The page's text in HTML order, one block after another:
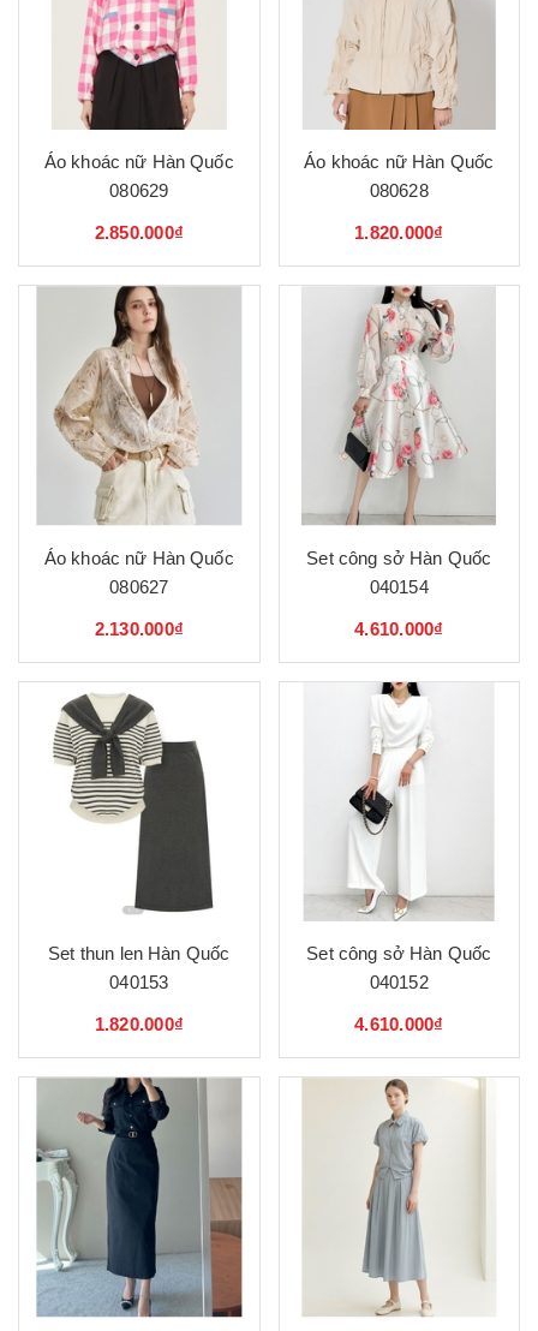
Áo khoác nữ Hàn Quốc
080629
2.850.000₫
Áo khoác nữ Hàn Quốc
080628
1.820.000₫
Áo khoác nữ Hàn Quốc
080627
2.130.000₫
Set công sở Hàn Quốc
040154
4.610.000₫
Set thun len Hàn Quốc
040153
1.820.000₫
Set công sở Hàn Quốc
040152
4.610.000₫